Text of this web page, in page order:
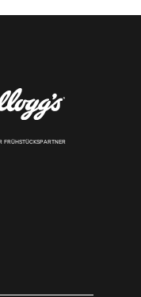
FRÜHSTÜCKSPARTNER